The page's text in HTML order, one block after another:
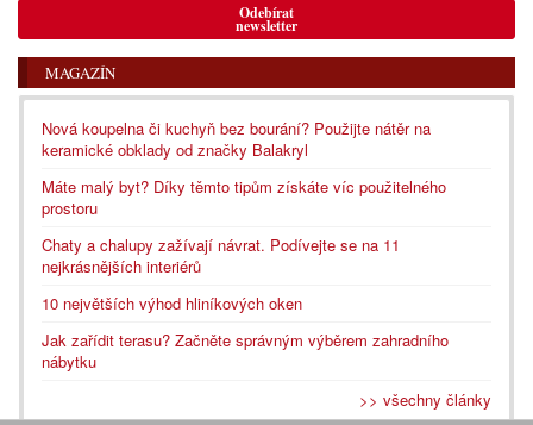
Odebírat
newsletter
MAGAZÍN
Nová koupelna či kuchyň bez bourání? Použijte nátěr na
keramické obklady od značky Balakryl
Máte malý byt? Díky těmto tipům získáte víc použitelného
prostoru
Chaty a chalupy zažívají návrat. Podívejte se na 11
nejkrásnějších interiérů
10 největších výhod hliníkových oken
Jak zařídit terasu? Začněte správným výběrem zahradního
nábytku
>> všechny články